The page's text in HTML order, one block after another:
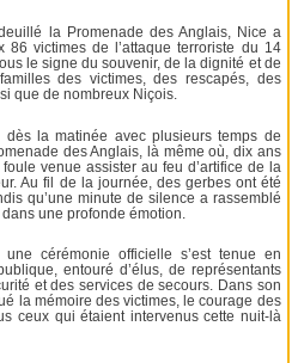
la Promenade des Anglais, Nice a
victimes de l’attaque terroriste du 14
le signe du souvenir, de la dignité et de
des victimes, des rescapés, des
que de nombreux Niçois.
dès la matinée avec plusieurs temps de
des Anglais, là même où, dix ans
venue assister au feu d’artifice de la
Au fil de la journée, des gerbes ont été
qu’une minute de silence a rassemblé
une profonde émotion.
cérémonie officielle s’est tenue en
entouré d’élus, de représentants
et des services de secours. Dans son
la mémoire des victimes, le courage des
ceux qui étaient intervenus cette nuit-là